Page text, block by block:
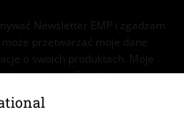
Newsletter EMP i zgadzam
może przetwarzać moje dane
o swoich produktach. Moje
z zapisamiPolityki
z subskrypcji.